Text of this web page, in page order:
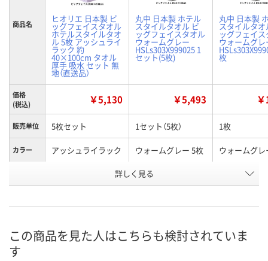
商品名 ヒオリエ 日本製 ビ
ッグフェイスタオル
ホテルスタイルタオ
ル 5枚 アッシュライ
ラック 約
40×100cm タオル
厚手 吸水 セット 無
地（直送品）
丸中 日本製 ホテル
スタイルタオル ビ
ッグフェイスタオル
ウォームグレー
HSLs303X999025 1
セット(5枚)
丸中 日本製
スタイルタオ
ッグフェイ
ウォームグレ
枚
価格
(税込)
￥5,130 ￥5,493
販売単位 5枚セット 1セット（5枚） 1枚
カラー アッシュライラック ウォームグレー 5枚 ウォームグレ
HH62119 XN25094
8月7日（金）
詳しく見る
この商品を見た人はこちらも検討されていま
す